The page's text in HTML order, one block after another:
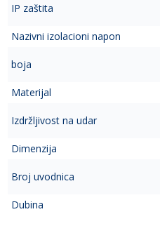
IP zaštita
Nazivni izolacioni napon
boja
Materijal
Izdržljivost na udar
Dimenzija
Broj uvodnica
Dubina